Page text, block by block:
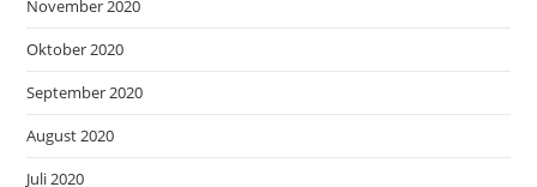
November 2020
Oktober 2020
September 2020
August 2020
Juli 2020